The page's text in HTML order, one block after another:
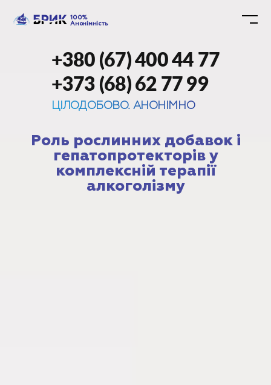
100%
Анонімність
+380 (67) 400 44 77
+373 (68) 62 77 99
ЦІЛОДОБОВО. АНОНІМНО
Роль рослинних добавок і
гепатопротекторів у
комплексній терапії
алкоголізму